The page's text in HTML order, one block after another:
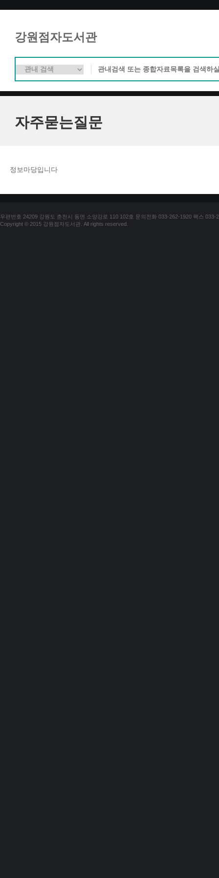
강원점자도서관
자주묻는질문
정보마당입니다
우편번호 24209 강원도 춘천시 동면 소양강로 110 102호 문의전화 033-262-1920 팩스 033-
Copyright © 2015 강원점자도서관. All rights reserved.